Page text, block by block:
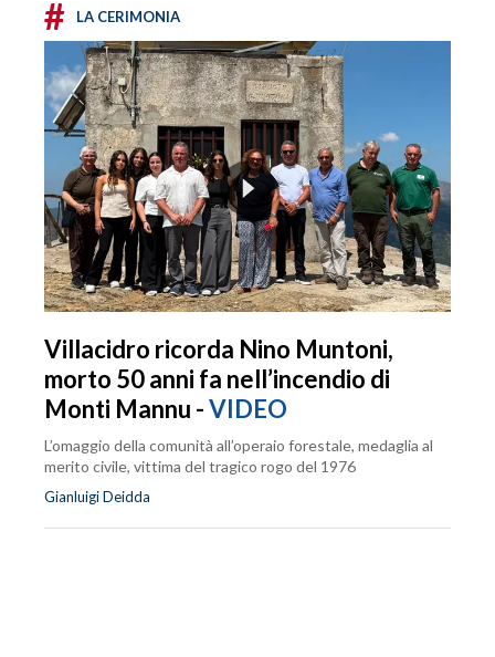
# LA CERIMONIA
Villacidro ricorda Nino Muntoni,
morto 50 anni fa nell’incendio di
Monti Mannu -VIDEO
L’omaggio della comunità all’operaio forestale, medaglia al
merito civile, vittima del tragico rogo del 1976
Gianluigi Deidda